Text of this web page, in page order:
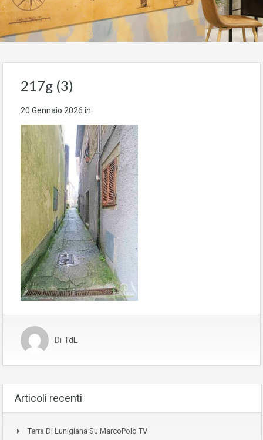
217g (3)
20 Gennaio 2026 in
Di TdL
Articoli recenti
Terra Di Lunigiana Su MarcoPolo TV